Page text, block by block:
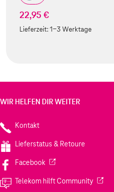
22,95 €
Lieferzeit:1-3 Werktage
WIR HELFEN DIR WEITER
Kontakt
Lieferstatus & Retoure
Facebook(Wird in einem neuen
Telekom hilft Community(Wird